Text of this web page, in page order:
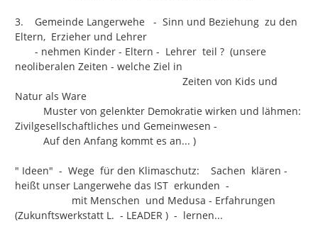
3.    Gemeinde Langerwehe   -  Sinn und Beziehung  zu den
Eltern,  Erzieher und Lehrer
neoliberalen Zeiten - welche Ziel in
Natur als Ware
Zivilgesellschaftliches und Gemeinwesen -
" Ideen"  -  Wege  für den Klimaschutz:    Sachen  klären -
heißt unser Langerwehe das IST  erkunden  -
(Zukunftswerkstatt L.  - LEADER )  -  lernen...